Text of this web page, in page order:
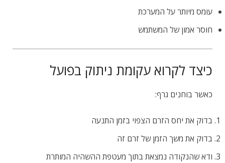
עומס מיותר על המערכת
חוסר אמון של המשתמש
כיצד לקרוא עקומת ניתוק בפועל
כאשר בוחנים גרף:
בדוק את יחס הזרם הצפוי בזמן התנעה
בדוק את משך הזמן של זרם זה
ודא שהנקודה נמצאת בתוך מעטפת ההשהיה המותרת